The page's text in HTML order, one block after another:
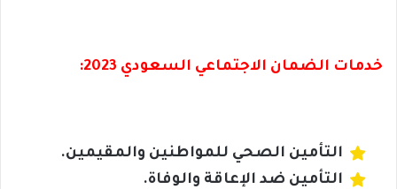
خدمات الضمان الاجتماعي السعودي 2023:
التأمين الصحي للمواطنين والمقيمين.
التأمين ضد الإعاقة والوفاة.